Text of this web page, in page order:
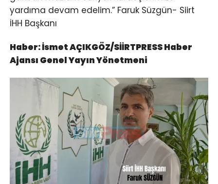
yardıma devam edelim.” Faruk Süzgün- Siirt
İHH Başkanı
Haber: İsmet AÇIKGÖZ/SİİRTPRESS Haber
Ajansı Genel Yayın Yönetmeni